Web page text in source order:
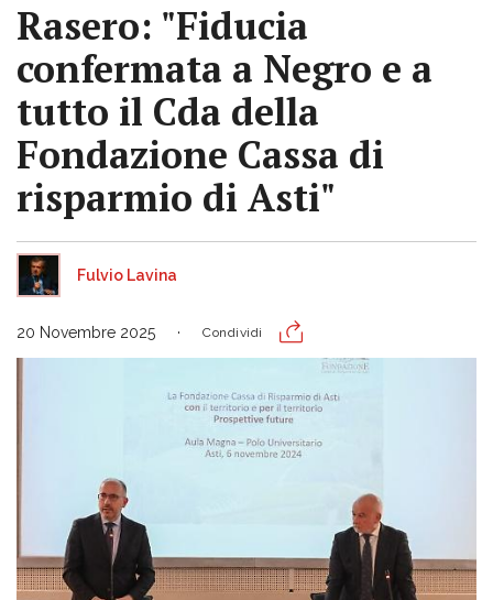
Rasero: "Fiducia
confermata a Negro e a
tutto il Cda della
Fondazione Cassa di
risparmio di Asti"
Fulvio Lavina
20 Novembre 2025 Condividi